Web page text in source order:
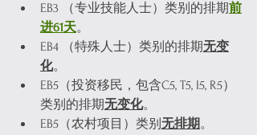
EB3 （专业技能人士）类别的排期前
进61天。
EB4 （特殊人士）类别的排期无变
化。
EB5（投资移民，包含C5, T5, I5, R5）
类别的排期无变化。
EB5（农村项目）类别 无排期。